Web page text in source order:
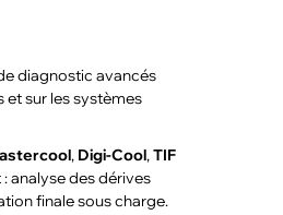
diagnostic avancés
et sur les systèmes
, Digi-Cool,TIF
analyse des dérives
finale sous charge.